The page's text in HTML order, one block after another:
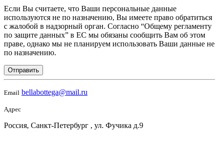
Если Вы считаете, что Ваши персональные данные
используются не по назначению, Вы имеете право обратиться
с жалобой в надзорный орган. Согласно “Общему регламенту
по защите данных” в ЕС мы обязаны сообщить Вам об этом
праве, однако мы не планируем использовать Ваши данные не
по назначению.
Отправить
Email bellabottega@mail.ru
Адрес
Россия, Санкт-Петербург , ул. Фучика д.9